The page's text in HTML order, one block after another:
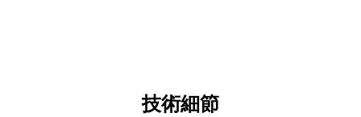
技術細節